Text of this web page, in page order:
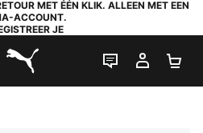
MET ÉÉN KLIK. ALLEEN MET EEN
ACCOUNT.
JE
PUMA.com
LIVE CHAT
MIJN